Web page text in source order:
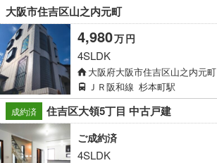
大阪市住吉区山之内元町
4,980万円
4SLDK
大阪府大阪市住吉区山之内元町
ＪＲ阪和線 杉本町駅
成約済 住吉区大領5丁目 中古戸建
ご成約済
4SLDK